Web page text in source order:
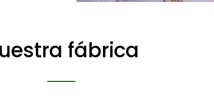
fábrica